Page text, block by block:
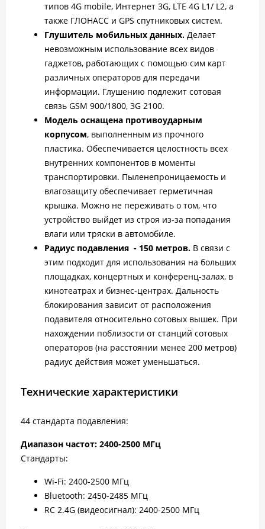
типов 4G mobile, Интернет 3G, LTE 4G L1/ L2, а
также ГЛОНАСС и GPS спутниковых систем.
Глушитель мобильных данных. Делает
невозможным использование всех видов
гаджетов, работающих с помощью сим карт
различных операторов для передачи
информации. Глушению подлежит сотовая
связь GSM 900/1800, 3G 2100.
Модель оснащена противоударным
корпусом, выполненным из прочного
пластика. Обеспечивается целостность всех
внутренних компонентов в моменты
транспортировки. Пыленепроницаемость и
влагозащиту обеспечивает герметичная
крышка. Можно не переживать о том, что
устройство выйдет из строя из-за попадания
влаги или тряски в автомобиле.
Радиус подавления - 150 метров. В связи с
этим подходит для использования на больших
площадках, концертных и конференц-залах, в
кинотеатрах и бизнес-центрах. Дальность
блокирования зависит от расположения
подавителя относительно сотовых вышек. При
нахождении поблизости от станций сотовых
операторов (на расстоянии менее 200 метров)
радиус действия может уменьшаться.
Технические характеристики
44 стандарта подавления:
Диапазон частот: 2400-2500 МГц
Стандарты:
Wi-Fi: 2400-2500 МГц
Bluetooth: 2450-2485 МГц
RC 2.4G (видеосигнал): 2400-2500 МГц